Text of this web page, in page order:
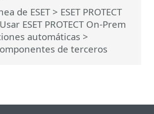
de ESET> ESET PROTECT
Usar ESET PROTECT On-Prem
automáticas >
de terceros